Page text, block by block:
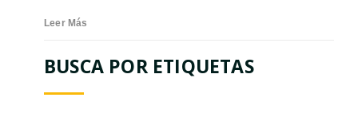
Leer Más
BUSCA POR ETIQUETAS